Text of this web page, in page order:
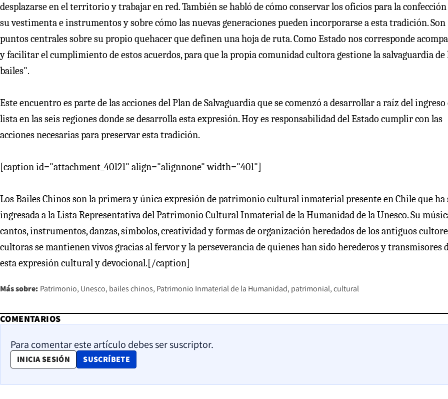
desplazarse en el territorio y trabajar en red. También se habló de cómo conservar los oficios para la confección
su vestimenta e instrumentos y sobre cómo las nuevas generaciones pueden incorporarse a esta tradición. Son
puntos centrales sobre su propio quehacer que definen una hoja de ruta. Como Estado nos corresponde
y facilitar el cumplimiento de estos acuerdos, para que la propia comunidad cultora gestione la salvaguardia de
bailes".
Este encuentro es parte de las acciones del Plan de Salvaguardia que se comenzó a desarrollar a raíz del ingreso
lista en las seis regiones donde se desarrolla esta expresión. Hoy es responsabilidad del Estado cumplir con las
acciones necesarias para preservar esta tradición.
[caption id="attachment_40121" align="alignnone" width="401"]
Los Bailes Chinos son la primera y única expresión de patrimonio cultural inmaterial presente en Chile que ha
ingresada a la Lista Representativa del Patrimonio Cultural Inmaterial de la Humanidad de la Unesco. Su
cantos, instrumentos, danzas, símbolos, creatividad y formas de organización heredados de los antiguos
cultoras se mantienen vivos gracias al fervor y la perseverancia de quienes han sido herederos y transmisores
esta expresión cultural y devocional.[/caption]
Más sobre: Patrimonio Unesco bailes chinos Patrimonio Inmaterial de la Humanidad patrimonial cultural
COMENTARIOS
Para comentar este artículo debes ser suscriptor.
INICIA SESIÓN SUSCRÍBETE
OPENS IN NEW WINDOW